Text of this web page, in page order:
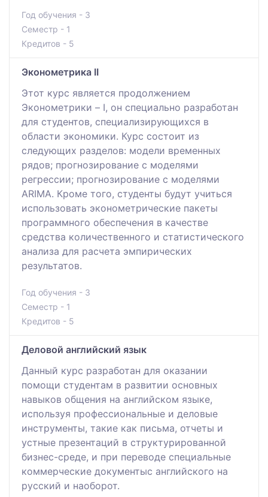
Год обучения - 3
Семестр - 1
Кредитов - 5
Эконометрика II
Этот курс является продолжением
Эконометрики – I, он специально разработан
для студентов, специализирующихся в
области экономики. Курс состоит из
следующих разделов: модели временных
рядов; прогнозирование с моделями
регрессии; прогнозирование с моделями
ARIMA. Кроме того, студенты будут учиться
использовать эконометрические пакеты
программного обеспечения в качестве
средства количественного и статистического
анализа для расчета эмпирических
результатов.
Год обучения - 3
Семестр - 1
Кредитов - 5
Деловой английский язык
Данный курс разработан для оказании
помощи студентам в развитии основных
навыков общения на английском языке,
используя профессиональные и деловые
инструменты, такие как письма, отчеты и
устные презентаций в структурированной
бизнес-среде, и при переводе специальные
коммерческие документыс английского на
русский и наоборот.